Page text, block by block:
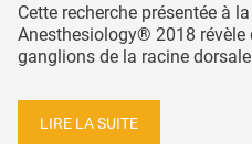
Cette recherche présentée à
Anesthesiology® 2018
ganglions de la racine
LIRE LA SUITE